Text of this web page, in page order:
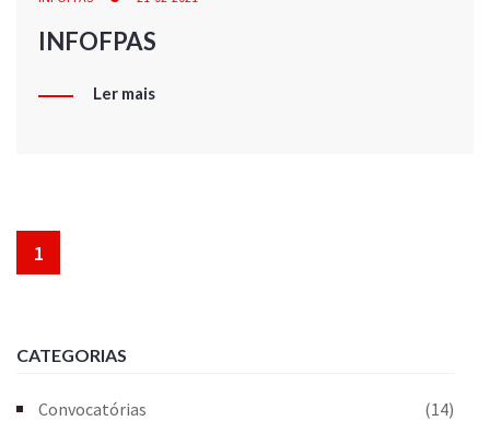
INFOFPAS
Ler mais
1
CATEGORIAS
Convocatórias
(14)